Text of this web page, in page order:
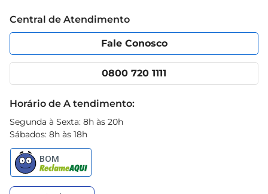
Política de Privacidade
Portal do fornecedor
Cencosud Media
Código de Ética
App Prezunic
Central de Atendimento
Fale Conosco
0800 720 1111
Horário de A tendimento:
Segunda à Sexta: 8h às 20h
Sábados: 8h às 18h